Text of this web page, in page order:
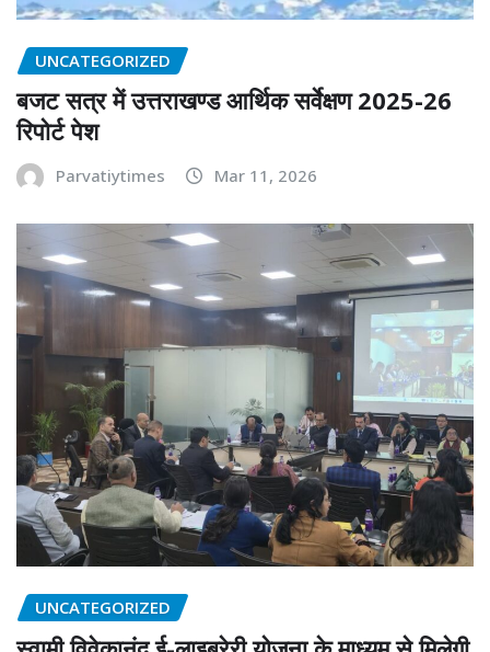
UNCATEGORIZED
बजट सत्र में उत्तराखण्ड आर्थिक सर्वेक्षण 2025-26
रिपोर्ट पेश
Parvatiytimes Mar 11, 2026
UNCATEGORIZED